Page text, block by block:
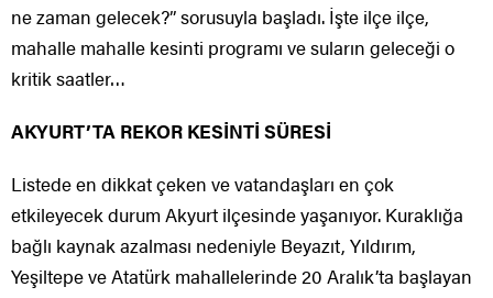
ne zaman gelecek?” sorusuyla başladı. İşte ilçe ilçe,
mahalle mahalle kesinti programı ve suların geleceği o
kritik saatler…
AKYURT’TA REKOR KESİNTİ SÜRESİ
Listede en dikkat çeken ve vatandaşları en çok
etkileyecek durum Akyurt ilçesinde yaşanıyor. Kuraklığa
bağlı kaynak azalması nedeniyle Beyazıt, Yıldırım,
Yeşiltepe ve Atatürk mahallelerinde 20 Aralık’ta başlayan